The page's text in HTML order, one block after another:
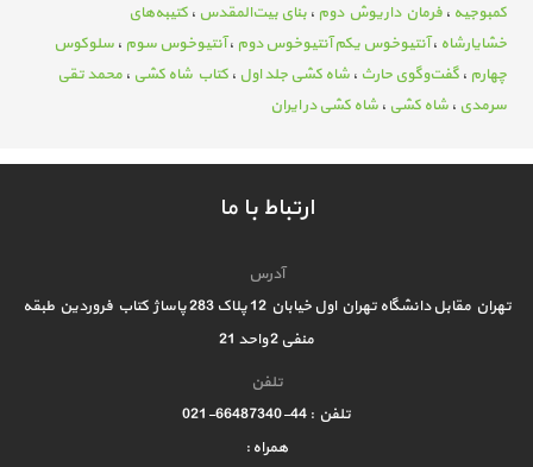
کمبوجیه ، فرمان داریوش دوم ، بنای بیت‌المقدس ، کتیبه‌های
خشایارشاه ،آنتیوخوس یکم آنتیوخوس دوم ،آنتیوخوس سوم ، سلوکوس
چهارم ، گفت‌وگوی حارث‌ ، شاه کشی جلد اول ، کتاب شاه کشی ، محمد تقی
سرمدی ، شاه کشی ، شاه کشی در ایران
ارتباط با ما
آدرس
تهران مقابل دانشگاه تهران اول خیابان 12 پلاک 283 پاساژ کتاب فروردین طبقه
منفی 2 واحد 21
تلفن
تلفن : 44-66487340-021
همراه :